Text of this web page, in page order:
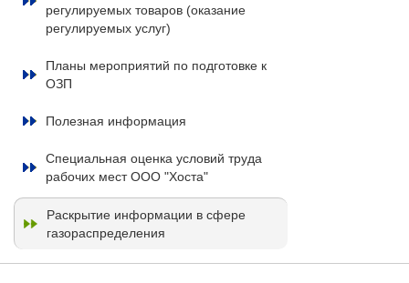
регулируемых товаров (оказание
регулируемых услуг)
Планы мероприятий по подготовке к
ОЗП
Полезная информация
Специальная оценка условий труда
рабочих мест ООО "Хоста"
Раскрытие информации в сфере
газораспределения